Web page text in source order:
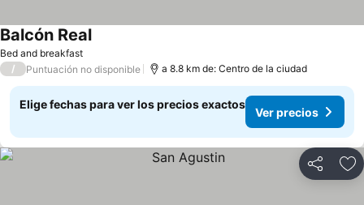
Bed and breakfast
Balcón RealVer precios
/ Puntuación no disponible a 8.8 km de: Centro de la ciudad
Elige fechas para ver los precios exactos
Ver precios
Compartir